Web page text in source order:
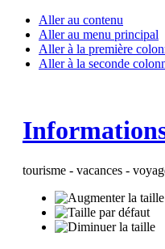
Aller au contenu
Aller au menu principal
Aller à la première
Aller à la seconde
tourisme - vacances -